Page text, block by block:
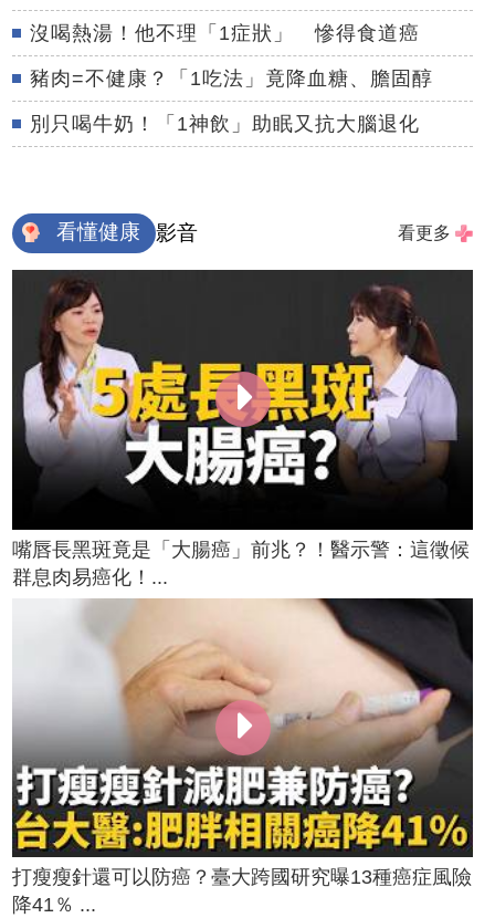
沒喝熱湯！他不理「1症狀」 慘得食道癌
豬肉=不健康？「1吃法」竟降血糖、膽固醇
別只喝牛奶！「1神飲」助眠又抗大腦退化
看懂健康 影音 看更多
嘴唇長黑斑竟是「大腸癌」前兆？！醫示警：這徵候
群息肉易癌化！...
打瘦瘦針還可以防癌？臺大跨國研究曝13種癌症風險
降41％ ...